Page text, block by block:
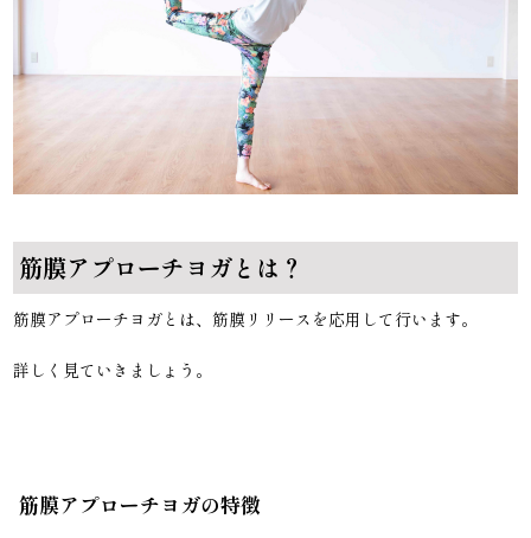
筋膜アプローチヨガとは？
筋膜アプローチヨガとは、筋膜リリースを応用して行います。
詳しく見ていきましょう。
筋膜アプローチヨガの特徴